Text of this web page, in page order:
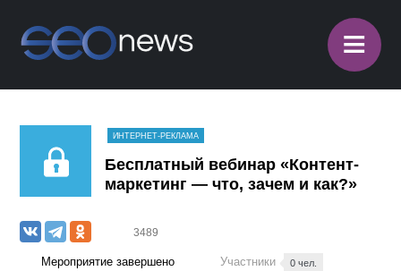
≡
ИНТЕРНЕТ-РЕКЛАМА
Бесплатный вебинар «Контент-
маркетинг — что, зачем и как?»
3489
Мероприятие завершено Участники 0 чел.